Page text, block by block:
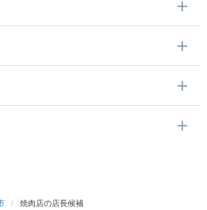
/ 焼肉店の店長候補